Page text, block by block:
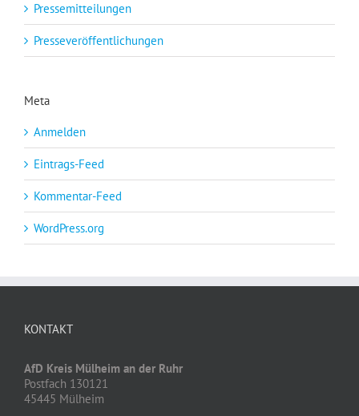
Pressemitteilungen
Presseveröffentlichungen
Meta
Anmelden
Eintrags-Feed
Kommentar-Feed
WordPress.org
KONTAKT
AfD Kreis Mülheim an der Ruhr
Postfach 130121
45445 Mülheim